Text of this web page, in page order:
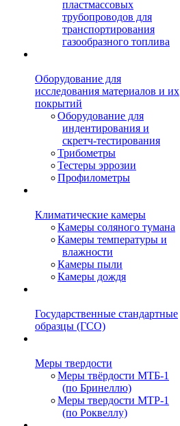
пластмассовых
трубопроводов для
транспортирования
газообразного топлива
Оборудование для
исследования материалов и их
покрытий
Оборудование для
индентирования и
скретч-тестирования
Трибометры
Тестеры эррозии
Профилометры
Климатические камеры
Камеры соляного тумана
Камеры температуры и
влажности
Камеры пыли
Камеры дождя
Государственные стандартные
образцы (ГСО)
Меры твердости
Меры твёрдости МТБ-1
(по Бринеллю)
Меры твердости МТР-1
(по Роквеллу)